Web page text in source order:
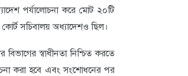
পর্যালোচনা করে মোট ২০টি
সচিবালয় অধ্যাদেশও ছিল।
স্বাধীনতা নিশ্চিত করতে
করা হবে এবং সংশোধনের পর